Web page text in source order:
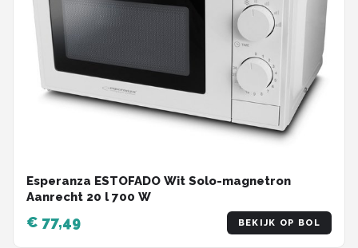
Esperanza ESTOFADO Wit Solo-magnetron
Aanrecht 20 l 700 W
€ 77,49 BEKIJK OP BOL